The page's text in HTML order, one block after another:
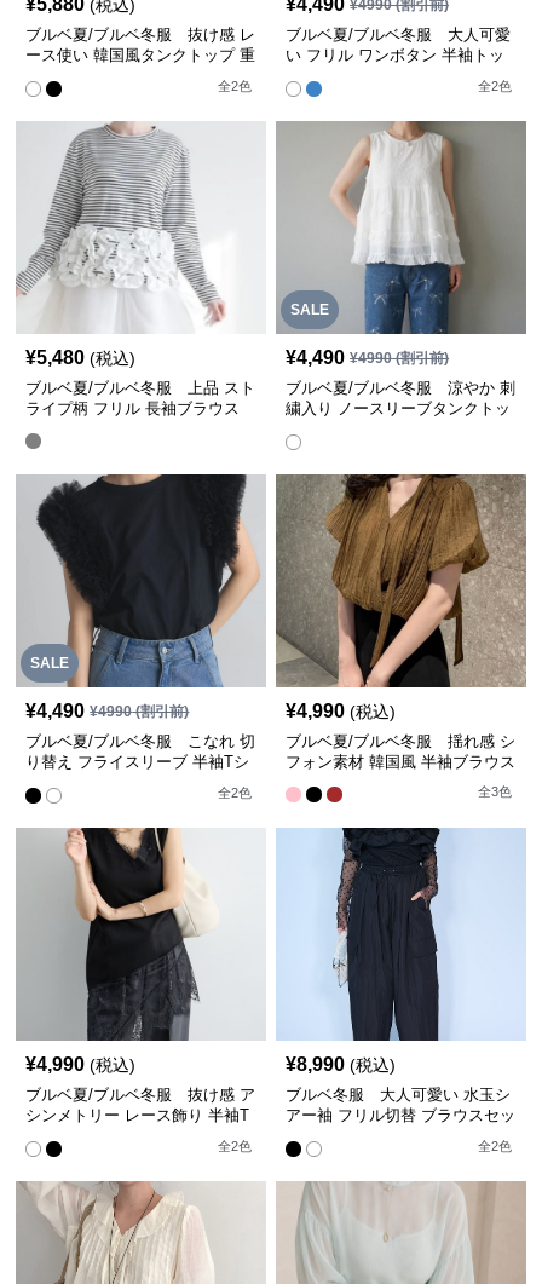
¥5,880 (税込)
ブルベ夏/ブルベ冬服 抜け感 レ
ース使い 韓国風タンクトップ 重
全2色
¥4,490 ¥4990(割引前)
ブルベ夏/ブルベ冬服 大人可愛
い フリル ワンボタン 半袖トッ
全2色
¥5,480 (税込)
ブルベ夏/ブルベ冬服 上品 スト
ライプ柄 フリル 長袖ブラウス
SALE
¥4,490 ¥4990(割引前)
ブルベ夏/ブルベ冬服 涼やか 刺
繍入り ノースリーブタンクトッ
SALE
¥4,490 ¥4990(割引前)
ブルベ夏/ブルベ冬服 こなれ 切
り替え フライスリーブ 半袖Tシ
全2色
¥4,990 (税込)
ブルベ夏/ブルベ冬服 揺れ感 シ
フォン素材 韓国風 半袖ブラウス
全3色
¥4,990 (税込)
ブルベ夏/ブルベ冬服 抜け感 ア
シンメトリー レース飾り 半袖T
全2色
¥8,990 (税込)
ブルベ冬服 大人可愛い 水玉シ
アー袖 フリル切替 ブラウスセッ
全2色